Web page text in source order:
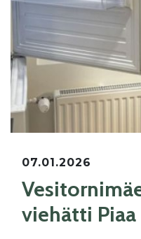
07.01.2026
viehätti Piaa